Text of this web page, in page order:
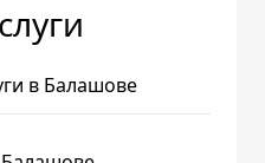
в Балашове